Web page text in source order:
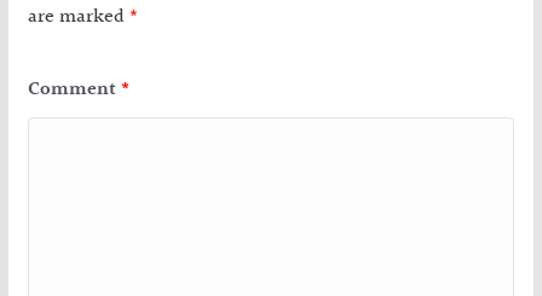
are marked *
Comment *